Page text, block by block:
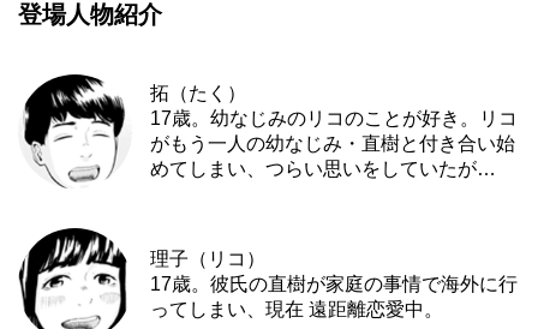
登場人物紹介
拓（たく）
17歳。幼なじみのリコのことが好き。リコ
がもう一人の幼なじみ・直樹と付き合い始
めてしまい、つらい思いをしていたが…
理子（リコ）
17歳。彼氏の直樹が家庭の事情で海外に行
ってしまい、現在 遠距離恋愛中。